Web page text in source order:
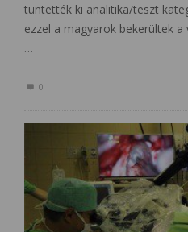
tüntették ki analitika/teszt
ezzel a magyarok bekerültek
…
0